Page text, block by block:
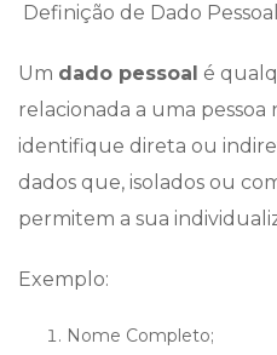
Definição de Dado Pessoal
Um dado pessoal é
relacionada a uma pessoa
identifique direta ou
dados que, isolados ou
permitem a sua
Exemplo:
Nome Completo;